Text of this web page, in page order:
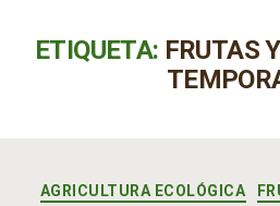
ETIQUETA: FRUTAS
AGRICULTURA ECOLÓGICA